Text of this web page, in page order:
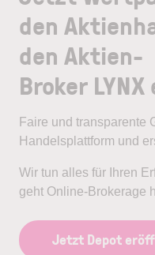
den
den Aktien-
Broker
Faire und transparente
Handelsplattform und
Wir tun alles für Ihren
geht Online-Brokerage
Jetzt Depot